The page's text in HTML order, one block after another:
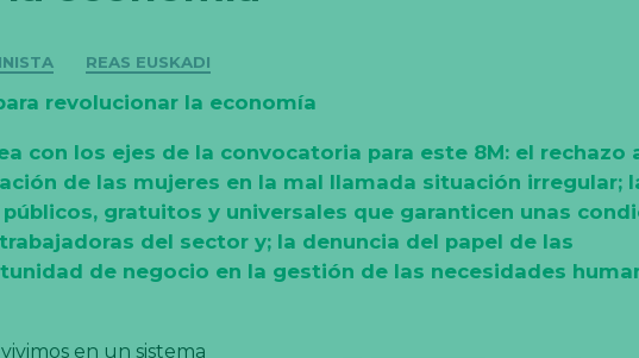
REAS EUSKADI
revolucionar la economía
con los ejes de la convocatoria para este 8M: el rechazo
de las mujeres en la mal llamada situación irregular;
gratuitos y universales que garanticen unas
del sector y; la denuncia del papel de las
de negocio en la gestión de las necesidades
en un sistema